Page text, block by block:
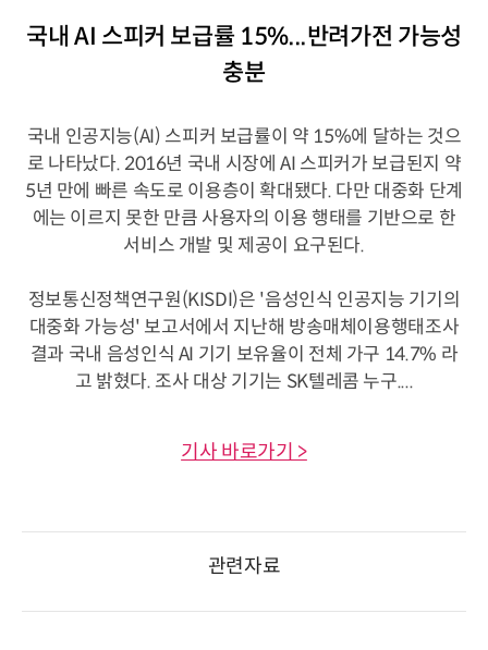
국내 AI 스피커 보급률 15%...반려가전 가능성
충분
국내 인공지능(AI) 스피커 보급률이 약 15%에 달하는 것으
로 나타났다. 2016년 국내 시장에 AI 스피커가 보급된지 약
5년 만에 빠른 속도로 이용층이 확대됐다. 다만 대중화 단계
에는 이르지 못한 만큼 사용자의 이용 행태를 기반으로 한
서비스 개발 및 제공이 요구된다.
정보통신정책연구원(KISDI)은 '음성인식 인공지능 기기의
대중화 가능성' 보고서에서 지난해 방송매체이용행태조사
결과 국내 음성인식 AI 기기 보유율이 전체 가구 14.7% 라
고 밝혔다. 조사 대상 기기는 SK텔레콤 누구....
기사 바로가기 >
관련자료